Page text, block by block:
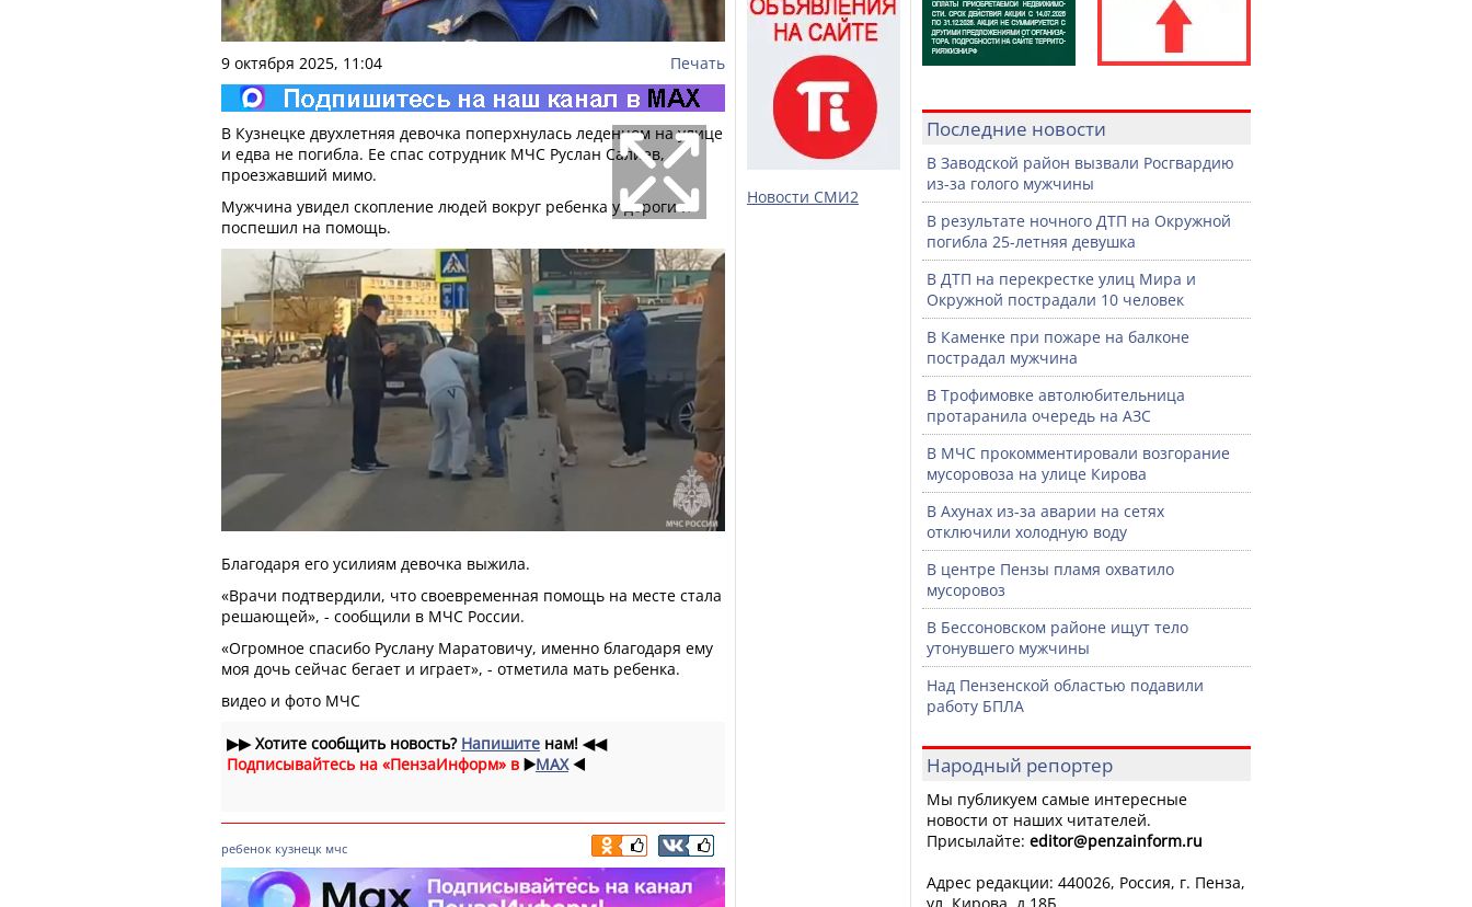
9 октября 2025, 11:04 Печать
В Кузнецке двухлетняя девочка поперхнулась леденцом на улице
и едва не погибла. Ее спас сотрудник МЧС Руслан Салиев,
проезжавший мимо.
Мужчина увидел скопление людей вокруг ребенка у дороги и
поспешил на помощь.
Благодаря его усилиям девочка выжила.
«Врачи подтвердили, что своевременная помощь на месте стала
решающей», - сообщили в МЧС России.
«Огромное спасибо Руслану Маратовичу, именно благодаря ему
моя дочь сейчас бегает и играет», - отметила мать ребенка.
видео и фото МЧС
▶▶Хотите сообщить новость? Напишите нам! ◀◀
Подписывайтесь на «ПензаИнформ» в ▶️MAX ◀️
ребенок кузнецк мчс
Новости СМИ2
Последние новости
В Заводской район вызвали Росгвардию
из-за голого мужчины
В результате ночного ДТП на Окружной
погибла 25-летняя девушка
В ДТП на перекрестке улиц Мира и
Окружной пострадали 10 человек
В Каменке при пожаре на балконе
пострадал мужчина
В Трофимовке автолюбительница
протаранила очередь на АЗС
В МЧС прокомментировали возгорание
мусоровоза на улице Кирова
В Ахунах из-за аварии на сетях
отключили холодную воду
В центре Пензы пламя охватило
мусоровоз
В Бессоновском районе ищут тело
утонувшего мужчины
Над Пензенской областью подавили
работу БПЛА
Народный репортер
Мы публикуем самые интересные
новости от наших читателей.
Присылайте: editor@penzainform.ru
Адрес редакции: 440026, Россия, г. Пенза,